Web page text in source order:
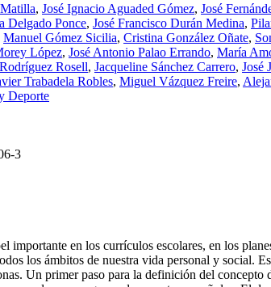
, José Ignacio Aguaded Gómez, José
Delgado Ponce, José Francisco Durán Medina,
Manuel Gómez Sicilia, Cristina González Oñate,
López, José Antonio Palao Errando, María
Rosell, Jacqueline Sánchez Carrero, José
Trabadela Robles, Miguel Vázquez Freire,
Deporte
3
importante en los currículos escolares, en los
los ámbitos de nuestra vida personal y social.
Un primer paso para la definición del